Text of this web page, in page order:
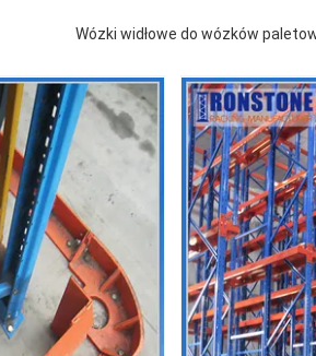
Wózki widłowe do wózków